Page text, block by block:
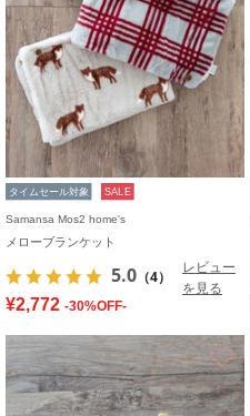
タイムセール対象 SALE
Samansa Mos2 home's
メローブランケット
5.0 （4）
レビュー
を見る
¥2,772 -30%OFF-